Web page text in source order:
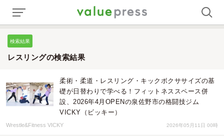
検索結果
レスリングの検索結果
柔術・柔道・レスリング・キックボクササイズの基
礎が日替わりで学べる！フィットネススペース併
設、2026年4月OPENの泉佐野市の格闘技ジム
VICKY（ビッキー）
Wrestle&Fitness VICKY 2026年05月11日 00時